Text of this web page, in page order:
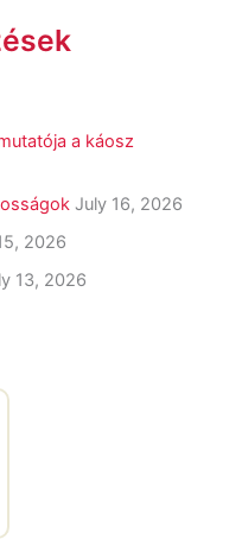
a káosz
July 16, 2026
2026
13, 2026